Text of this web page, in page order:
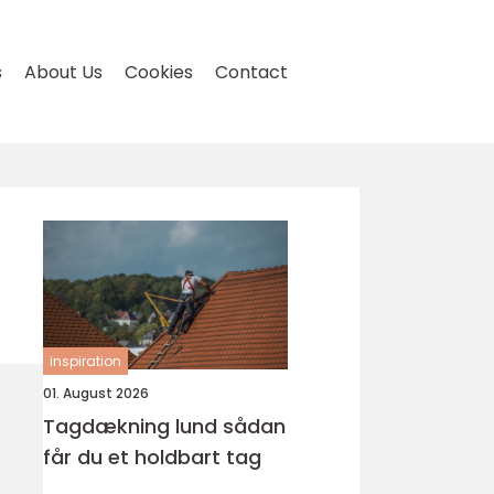
About Us Cookies Contact
inspiration
01. August 2026
Tagdækning lund sådan
får du et holdbart tag